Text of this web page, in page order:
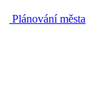
Plánování města